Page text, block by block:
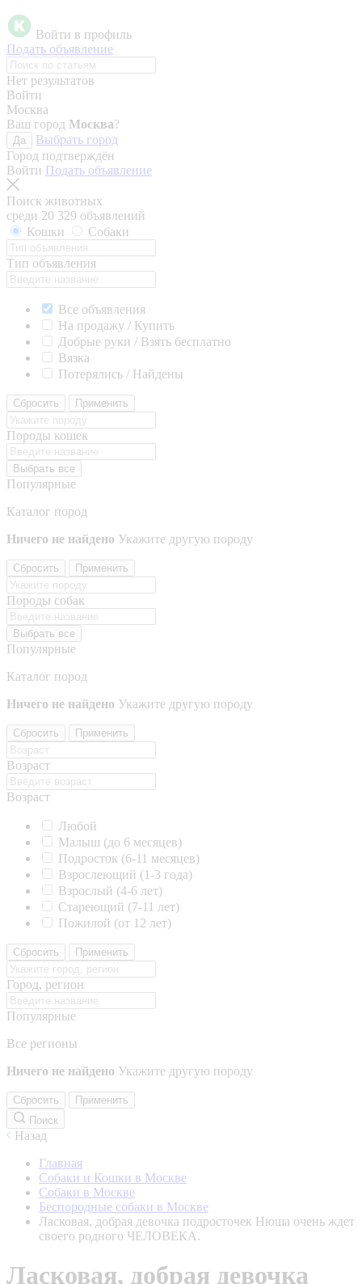
Войти в профиль
Подать объявление
Нет результатов
Войти
Москва
Ваш город Москва?
Да
Выбрать город
Город подтверждён
Войти Подать объявление
Поиск животных
среди 20 329 объявлений
Кошки
Собаки
Тип объявления
Все объявления
На продажу / Купить
Добрые руки / Взять бесплатно
Вязка
Потерялись / Найдены
Сбросить Применить
Породы кошек
Выбрать все
Популярные
Каталог пород
Ничего не найдено Укажите другую породу
Сбросить Применить
Породы собак
Выбрать все
Популярные
Каталог пород
Ничего не найдено Укажите другую породу
Сбросить Применить
Возраст
Возраст
Любой
Малыш (до 6 месяцев)
Подросток (6-11 месяцев)
Взрослеющий (1-3 года)
Взрослый (4-6 лет)
Стареющий (7-11 лет)
Пожилой (от 12 лет)
Сбросить Применить
Город, регион
Популярные
Все регионы
Ничего не найдено Укажите другую породу
Сбросить
Применить
Поиск
Назад
Главная
Собаки и Кошки в Москве
Собаки в Москве
Беспородные собаки в Москве
Ласковая, добрая девочка подросточек Нюша очень ждет
своего родного ЧЕЛОВЕКА.
Ласковая, добрая девочка